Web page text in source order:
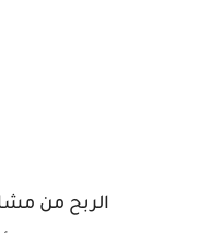
الربح من